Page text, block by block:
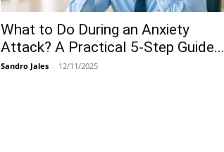
What to Do During an Anxiety
Attack? A Practical 5-Step Guide...
Sandro Jales - 12/11/2025